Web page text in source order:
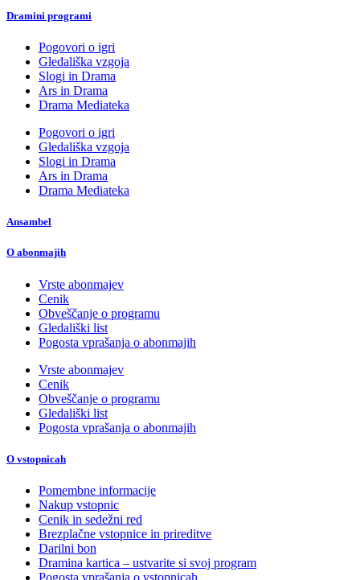
Dramini programi
Pogovori o igri
Gledališka vzgoja
Slogi in Drama
Ars in Drama
Drama Mediateka
Pogovori o igri
Gledališka vzgoja
Slogi in Drama
Ars in Drama
Drama Mediateka
Ansambel
O abonmajih
Vrste abonmajev
Cenik
Obveščanje o programu
Gledališki list
Pogosta vprašanja o abonmajih
Vrste abonmajev
Cenik
Obveščanje o programu
Gledališki list
Pogosta vprašanja o abonmajih
O vstopnicah
Pomembne informacije
Nakup vstopnic
Cenik in sedežni red
Brezplačne vstopnice in prireditve
Darilni bon
Dramina kartica – ustvarite si svoj program
Pogosta vprašanja o vstopnicah